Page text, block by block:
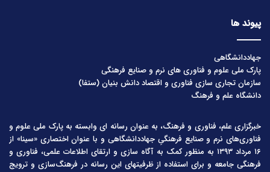
پیوند ها
جهاددانشگاهی
پارک ملی علوم و فناوری های نرم و صنایع فرهنگی
سازمان تجاری سازی فناوری و اقتصاد دانش بنیان (ستفا)
دانشگاه علم و فرهنگ
خبرگزاری علم، فناوری و فرهنگ، به عنوان رسانه ای وابسته به پارک ملی علوم و
فناوری‌های نرم و صنایع فرهنگیِ جهاددانشگاهی و با عنوان اختصاری «سینا» از
۱۶ مرداد ۱۳۹۳ به منظور کمک به آگاه سازی و ارتقای اطلاعات علمی، فناوری و
فرهنگی جامعه و برای استفاده از ظرفیتهای این رسانه در فرهنگ‌سازی و ترویج